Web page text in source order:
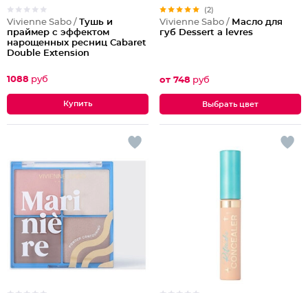
Vivienne Sabo / Тушь и
праймер с эффектом
нарощенных ресниц Cabaret
Double Extension
1088 руб
(2)
Vivienne Sabo / Масло для
губ Dessert a levres
от 748 руб
Выбрать цвет